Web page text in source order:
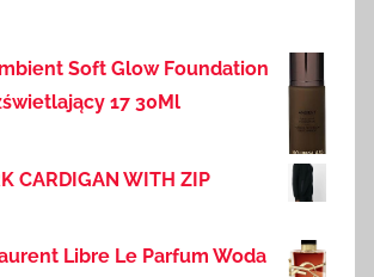
Soft Glow Foundation
17 30Ml
CARDIGAN WITH ZIP
Libre Le Parfum Woda